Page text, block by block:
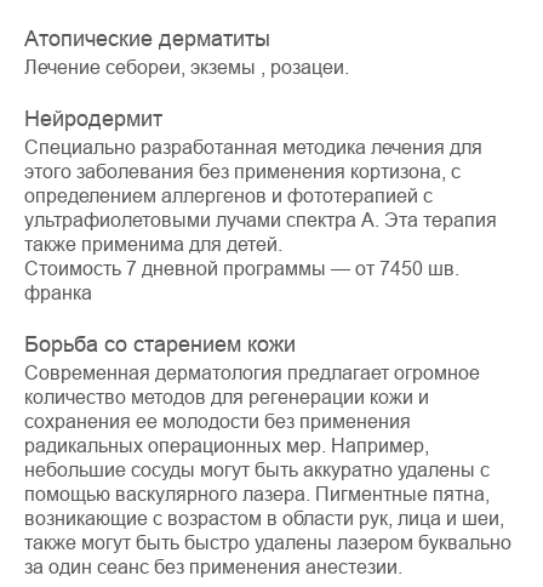
Атопические дерматиты
Лечение себореи, экземы , розацеи.
Нейродермит
Специально разработанная методика лечения для
этого заболевания без применения кортизона, с
определением аллергенов и фототерапией с
ультрафиолетовыми лучами спектра А. Эта терапия
также применима для детей.
Стоимость 7 дневной программы — от 7450 шв.
франка
Борьба со старением кожи
Современная дерматология предлагает огромное
количество методов для регенерации кожи и
сохранения ее молодости без применения
радикальных операционных мер. Например,
небольшие сосуды могут быть аккуратно удалены с
помощью васкулярного лазера. Пигментные пятна,
возникающие с возрастом в области рук, лица и шеи,
также могут быть быстро удалены лазером буквально
за один сеанс без применения анестезии.